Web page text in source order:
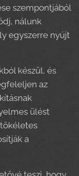
szempontjából
nálunk
egyszerre nyújt
készül, és
az
ülést
tökéletes
a